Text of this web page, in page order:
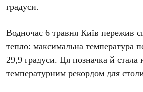
градуси.
Водночас6 травня Київ пережив
тепло: максимальна температура
29,9 градуси. Ця позначка й стала
температурним рекордом для